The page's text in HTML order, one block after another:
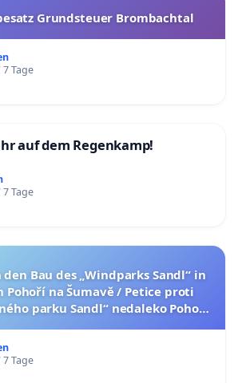
Grundsteuer Brombachtal
Tage
auf dem Regenkamp!
Tage
Bau des „Windparks Sandl“ in
Pohoří na Šumavě / Petice proti
parku Sandl“ nedaleko Pohoří
Tage